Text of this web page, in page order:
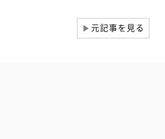
▶元記事を見る